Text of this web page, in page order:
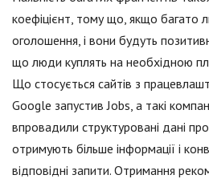
коефіцієнт, тому що, якщо багато
оголошення, і вони будуть
що люди куплять на необхідною
Що стосується сайтів з
Google запустив Jobs, а такі
впровадили структуровані дані про
отримують більше інформації і
відповідні запити. Отримання